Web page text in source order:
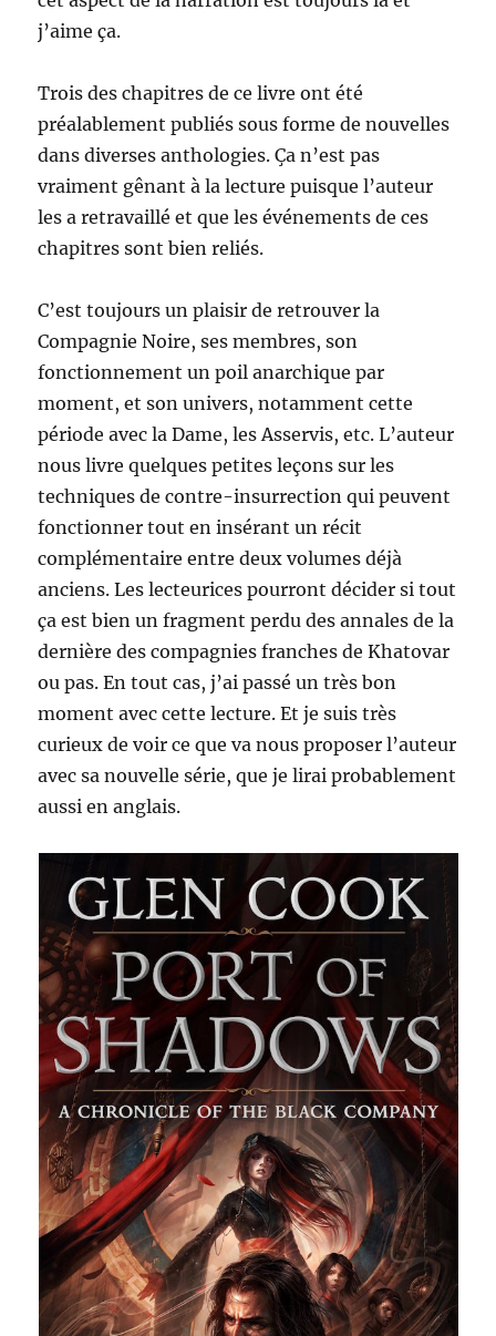
j’aime ça.
Trois des chapitres de ce livre ont été
préalablement publiés sous forme de nouvelles
dans diverses anthologies. Ça n’est pas
vraiment gênant à la lecture puisque l’auteur
les a retravaillé et que les événements de ces
chapitres sont bien reliés.
C’est toujours un plaisir de retrouver la
Compagnie Noire, ses membres, son
fonctionnement un poil anarchique par
moment, et son univers, notamment cette
période avec la Dame, les Asservis, etc. L’auteur
nous livre quelques petites leçons sur les
techniques de contre-insurrection qui peuvent
fonctionner tout en insérant un récit
complémentaire entre deux volumes déjà
anciens. Les lecteurices pourront décider si tout
ça est bien un fragment perdu des annales de la
dernière des compagnies franches de Khatovar
ou pas. En tout cas, j’ai passé un très bon
moment avec cette lecture. Et je suis très
curieux de voir ce que va nous proposer l’auteur
avec sa nouvelle série, que je lirai probablement
aussi en anglais.